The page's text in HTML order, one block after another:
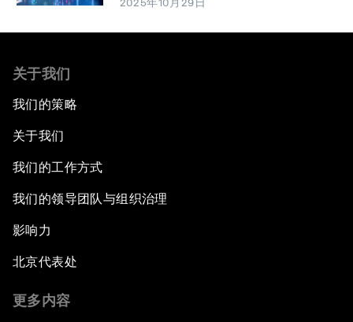
关于我们
我们的策略
关于我们
我们的工作方式
我们的领导团队与组织治理
影响力
北京代表处
更多内容